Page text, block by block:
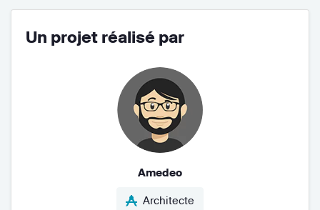
Un projet réalisé par
Amedeo
Architecte